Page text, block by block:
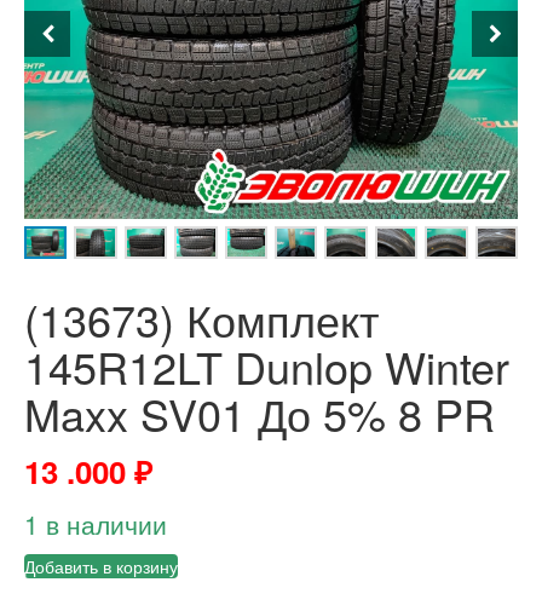
(13673) Комплект
145R12LT Dunlop Winter
Maxx SV01 До 5% 8 PR
13 .000₽
1 в наличии
Добавить в корзину